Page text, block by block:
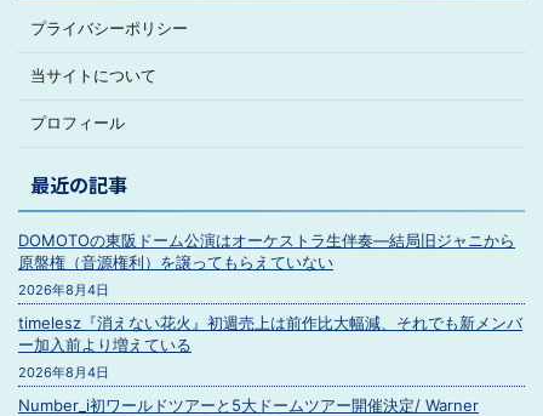
プライバシーポリシー
当サイトについて
プロフィール
最近の記事
DOMOTOの東阪ドーム公演はオーケストラ生伴奏―結局旧ジャニから
原盤権（音源権利）を譲ってもらえていない
2026年8月4日
timelesz『消えない花火』初週売上は前作比大幅減、それでも新メンバ
ー加入前より増えている
2026年8月4日
Number_i初ワールドツアーと5大ドームツアー開催決定/ Warner